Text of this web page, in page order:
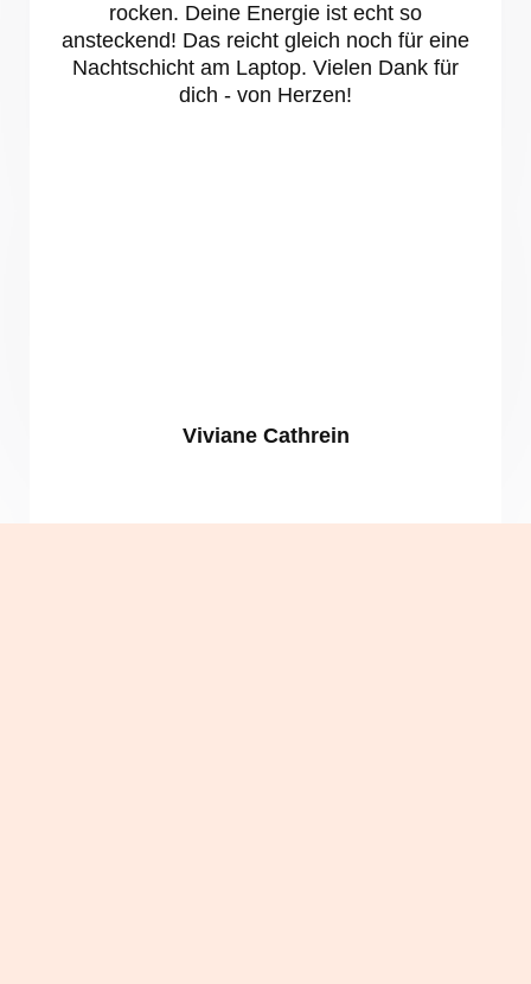
rocken. Deine Energie ist echt so
ansteckend! Das reicht gleich noch für eine
Nachtschicht am Laptop. Vielen Dank für
dich - von Herzen!
Viviane Cathrein